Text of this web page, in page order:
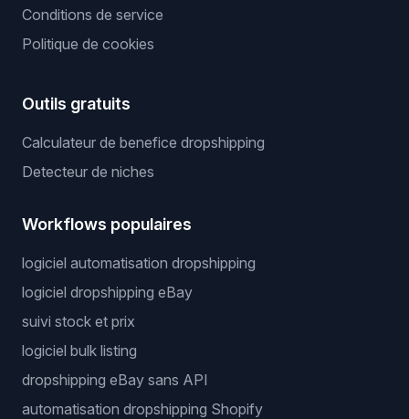
Conditions de service
Politique de cookies
Outils gratuits
Calculateur de benefice dropshipping
Detecteur de niches
Workflows populaires
logiciel automatisation dropshipping
logiciel dropshipping eBay
suivi stock et prix
logiciel bulk listing
dropshipping eBay sans API
automatisation dropshipping Shopify